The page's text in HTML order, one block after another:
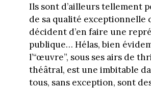
Ils sont d’ailleurs tellement
de sa qualité exceptionnelle
décident d’en faire une
publique… Hélas, bien
l’“œuvre”, sous ses airs de
théâtral, est une imbitable
tous, sans exception, sont